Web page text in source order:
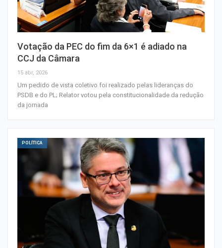
Votação da PEC do fim da 6×1 é adiado na
CCJ da Câmara
15 abr, 2026
Um pedido de vista coletivo foi realizado pelas lideranças do
PSDB e do PL; Relator votou pela constitucionalidade da redução
da jornada
POLÍTICA